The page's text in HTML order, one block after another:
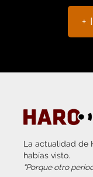
+
La actualidad de
habías visto.
“Porque otro